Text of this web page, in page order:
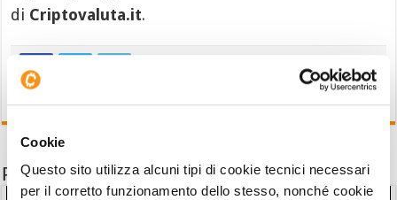
Cookie
Questo sito utilizza alcuni tipi di cookie tecnici necessari
per il corretto funzionamento dello stesso, nonché cookie
di Criptovaluta.it.
Potrebbe interessarti anche